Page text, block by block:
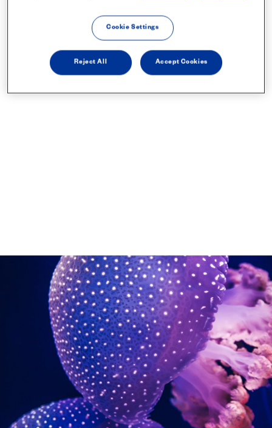
Cookie Settings
Reject All Accept Cookies